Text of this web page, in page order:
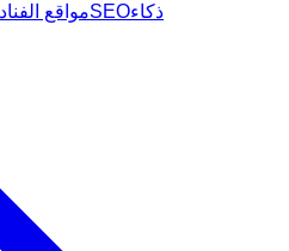
مواقعSEOذكاء